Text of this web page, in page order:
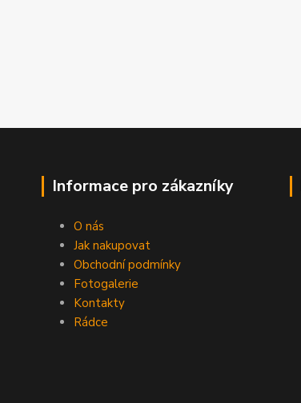
Informace pro zákazníky
O nás
Jak nakupovat
Obchodní podmínky
Fotogalerie
Kontakty
Rádce